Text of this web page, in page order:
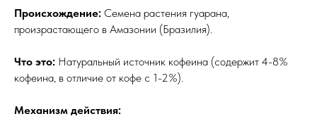
Происхождение: Семена растения гуарана,
произрастающего в Амазонии (Бразилия).
Что это: Натуральный источник кофеина (содержит 4-8%
кофеина, в отличие от кофе с 1-2%).
Механизм действия: